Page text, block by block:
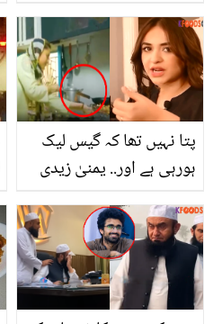
مگر، ڈرامہ کچھ ان کہی
میں نکاح نامہ سے متعلق
دکھایا جانے والا سین
سوشل میڈیا پر وائرل
پتا نہیں تھا کہ گیس لیک
ہورہی ہے اور.. یمنیٰ زیدی
کس حال میں ہیں؟